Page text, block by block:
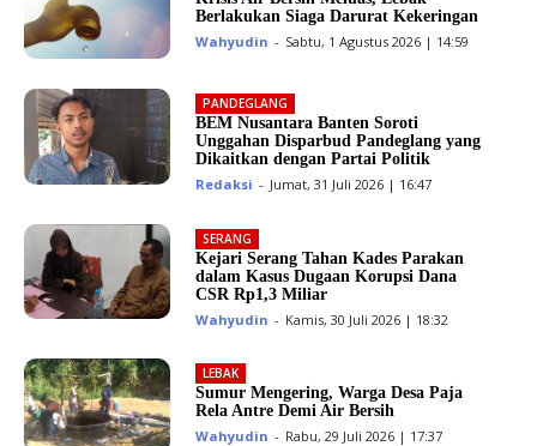
Berlakukan Siaga Darurat Kekeringan
Wahyudin - Sabtu, 1 Agustus 2026 | 14:59
PANDEGLANG
BEM Nusantara Banten Soroti
Unggahan Disparbud Pandeglang yang
Dikaitkan dengan Partai Politik
Redaksi - Jumat, 31 Juli 2026 | 16:47
SERANG
Kejari Serang Tahan Kades Parakan
dalam Kasus Dugaan Korupsi Dana
CSR Rp1,3 Miliar
Wahyudin - Kamis, 30 Juli 2026 | 18:32
LEBAK
Sumur Mengering, Warga Desa Paja
Rela Antre Demi Air Bersih
Wahyudin - Rabu, 29 Juli 2026 | 17:37